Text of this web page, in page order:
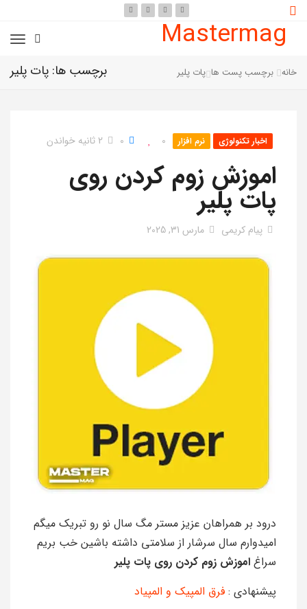
Mastermag
برچسب ها: پات پلیر خانه برچسب پست ها پات پلیر
اخبار تکنولوژی نرم افزار 0
0 2 ثانیه خواندن
اموزش زوم کردن روی
پات پلیر
پیام کریمی مارس 31, 2025
درود بر همراهان عزیز مستر مگ سال نو رو تبریک میگم
امیدوارم سال سرشار از سلامتی داشته باشین خب بریم
سراغ اموزش زوم کردن روی پات پلیر
پیشنهادی : فرق المپیک و المپیاد